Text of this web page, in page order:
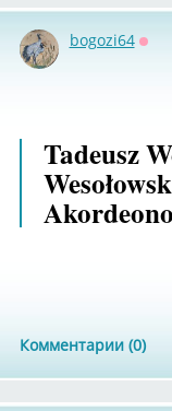
bogozi64
Tadeusz
Комментарии (0)